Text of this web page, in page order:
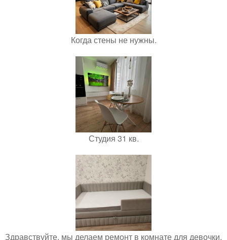
Когда стены не нужны.
Студия 31 кв.
Здравствуйте, мы делаем ремонт в комнате для девочки.